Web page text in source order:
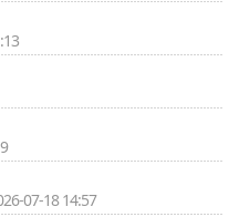
07-18 14:57